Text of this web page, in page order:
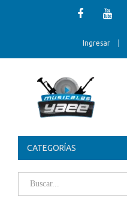
Ingresar
CATEGORÍAS